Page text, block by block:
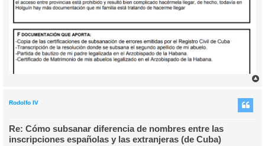
Rodolfo IV
Re: Cómo subsanar diferencia de nombres entre las
inscripciones españolas y las extranjeras (de Cuba)